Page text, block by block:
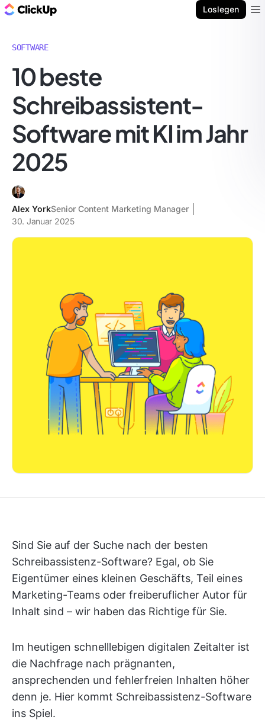
Loslegen
SOFTWARE
10 beste
Schreibassistent-
Software mit KI im Jahr
2025
Alex YorkSenior Content Marketing Manager
30. Januar 2025
Sind Sie auf der Suche nach der besten
Schreibassistenz-Software? Egal, ob Sie
Eigentümer eines kleinen Geschäfts, Teil eines
Marketing-Teams oder freiberuflicher Autor für
Inhalt sind – wir haben das Richtige für Sie.
Im heutigen schnelllebigen digitalen Zeitalter ist
die Nachfrage nach prägnanten,
ansprechenden und fehlerfreien Inhalten höher
denn je. Hier kommt Schreibassistenz-Software
ins Spiel.